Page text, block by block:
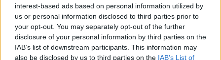
interest-based ads based on personal information utilized by
us or personal information disclosed to third parties prior to
your opt-out. You may separately opt-out of the further
disclosure of your personal information by third parties on the
IAB’s list of downstream participants. This information may
also be disclosed by us to third parties on the IAB’s List of
trasformano profondamente il nostro modo di
vivere gli spazi. Non perdere l’occasione di scoprire
come questi colori possano rivoluzionare la tua
casa! Hai già pensato a quale tonalità potrebbe